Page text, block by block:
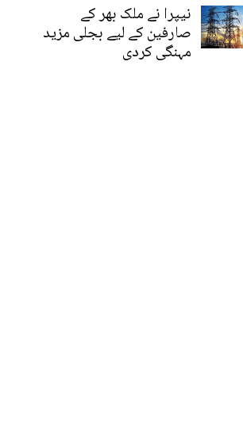
نیپرا نے ملک بھر کے
صارفین کے لیے بجلی مزید
مہنگی کردی